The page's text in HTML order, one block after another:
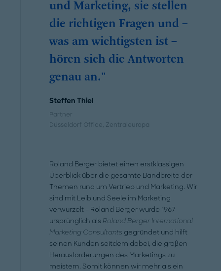
und Marketing, sie stellen
die richtigen Fragen und –
was am wichtigsten ist –
hören sich die Antworten
genau an."
Steffen Thiel
Partner
Düsseldorf Office, Zentraleuropa
Roland Berger bietet einen erstklassigen
Überblick über die gesamte Bandbreite der
Themen rund um Vertrieb und Marketing. Wir
sind mit Leib und Seele im Marketing
verwurzelt – Roland Berger wurde 1967
ursprünglich alsRoland Berger International
Marketing Consultants gegründet und hilft
seinen Kunden seitdem dabei, die großen
Herausforderungen des Marketings zu
meistern. Somit können wir mehr als ein